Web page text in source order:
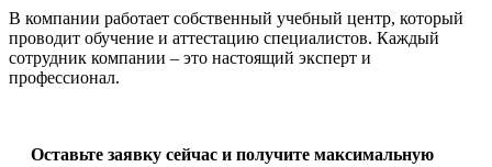
В компании работает собственный учебный центр, который
проводит обучение и аттестацию специалистов. Каждый
сотрудник компании – это настоящий эксперт и
профессионал.
Оставьте заявку сейчас и получите максимальную